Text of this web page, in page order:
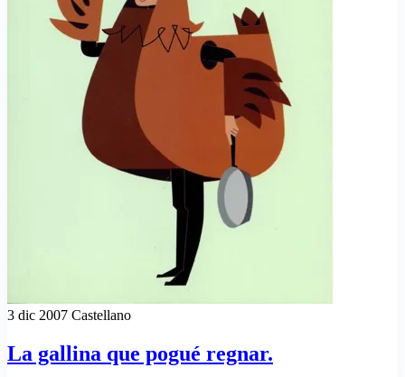
3 dic 2007 Castellano
La gallina que pogué regnar.